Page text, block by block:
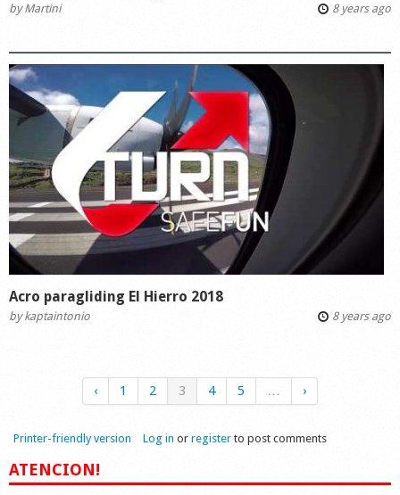
byMartini 8 years ago
Acro paragliding El Hierro 2018
bykaptaintonio 8 years ago
‹ 1 2 3 4 5 … ›
Printer-friendly version Log in or registerto post comments
ATENCION!